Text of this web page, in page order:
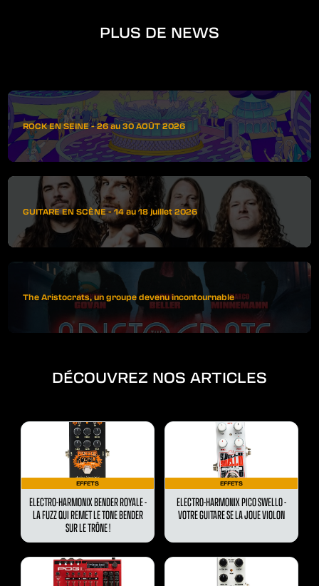
PLUS DE NEWS
ROCK EN SEINE - 26 au 30 AOÛT 2026
GUITARE EN SCÈNE - 14 au 18 juillet 2026
The Aristocrats, un groupe devenu incontournable
DÉCOUVREZ NOS ARTICLES
EFFETS
ELECTRO-HARMONIX BENDER ROYALE -
LA FUZZ QUI REMET LE TONE BENDER
SUR LE TRÔNE !
EFFETS
ELECTRO-HARMONIX PICO SWELLO -
VOTRE GUITARE SE LA JOUE VIOLON